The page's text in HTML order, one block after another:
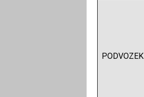
PODVOZEK